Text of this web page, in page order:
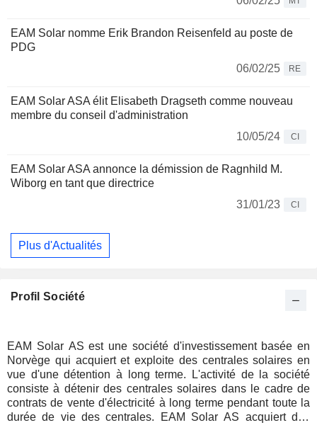
EAM Solar nomme Erik Brandon Reisenfeld au poste de
PDG
06/02/25
RE
EAM Solar ASA élit Elisabeth Dragseth comme nouveau
membre du conseil d'administration
10/05/24
CI
EAM Solar ASA annonce la démission de Ragnhild M.
Wiborg en tant que directrice
31/01/23
CI
Plus d'Actualités
Profil Société
EAM Solar AS est une société d'investissement basée en
Norvège qui acquiert et exploite des centrales solaires en
vue d'une détention à long terme. L'activité de la société
consiste à détenir des centrales solaires dans le cadre de
contrats de vente d'électricité à long terme pendant toute la
durée de vie des centrales. EAM Solar AS acquiert des